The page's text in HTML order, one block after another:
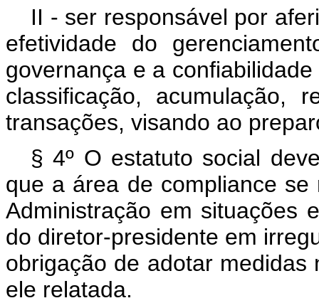
II - ser responsável por
efetividade do
governança e a
classificação, acumulação,
transações, visando ao
§ 4º O estatuto social
que a área de compliance se
Administração em situações
do diretor-presidente em
obrigação de adotar
ele relatada.